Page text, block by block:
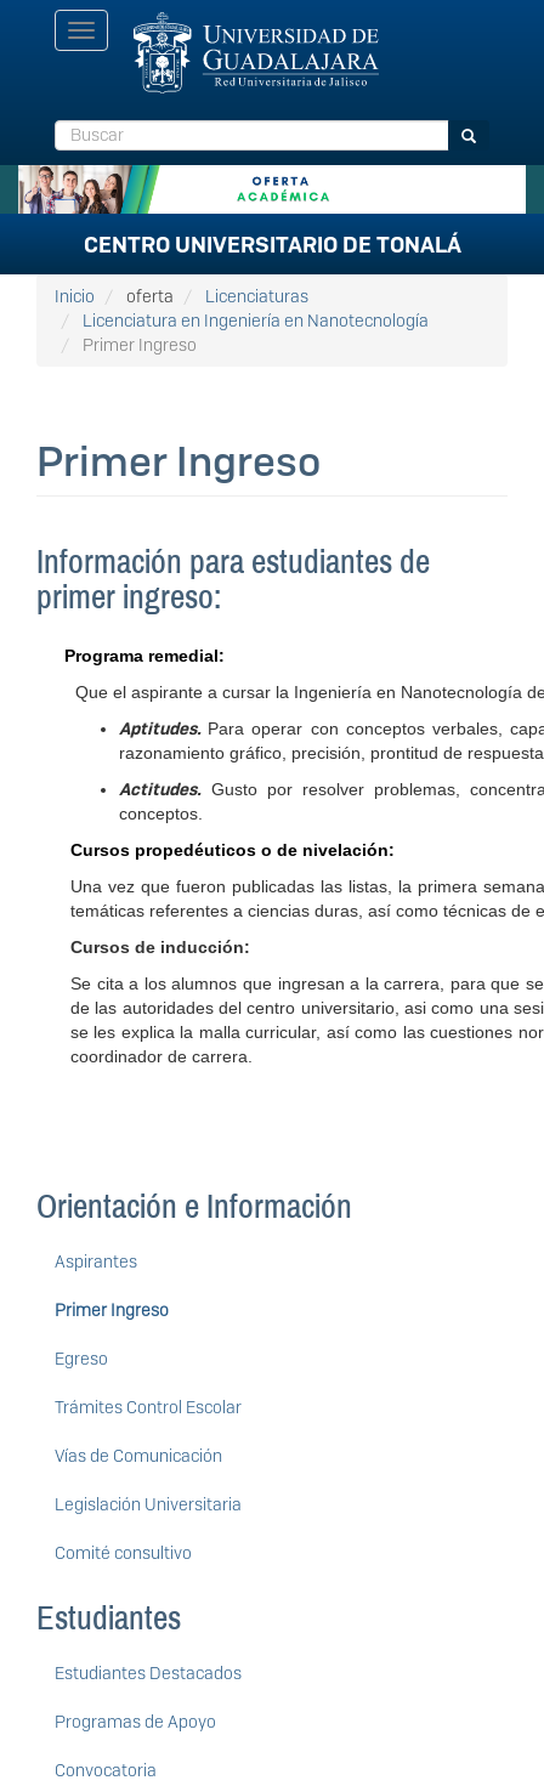
Toggle
navigation
Buscar Buscar
CENTRO UNIVERSITARIO DE TONALÁ
Inicio oferta
Licenciaturas
Licenciatura en Ingeniería en Nanotecnología
Primer Ingreso
Primer Ingreso
Información para estudiantes de
primer ingreso:
Programa remedial:
Que el aspirante a cursar la Ingeniería en Nanotecnología
Aptitudes. Para operar con conceptos verbales,
razonamiento gráfico, precisión, prontitud de
Actitudes. Gusto por resolver problemas,
conceptos.
Cursos propedéuticos o de nivelación:
Una vez que fueron publicadas las listas, la primera
temáticas referentes a ciencias duras, así como técnicas de
Cursos de inducción:
Se cita a los alumnos que ingresan a la carrera, para que
de las autoridades del centro universitario, asi como una
se les explica la malla curricular, así como las cuestiones
coordinador de carrera.
Orientación e Información
Aspirantes
Primer Ingreso
Egreso
Trámites Control Escolar
Vías de Comunicación
Legislación Universitaria
Comité consultivo
Estudiantes
Estudiantes Destacados
Programas de Apoyo
Convocatoria